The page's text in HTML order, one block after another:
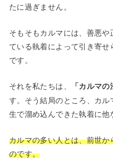
たに過ぎません。
そもそもカルマには、善悪
ている執着によって引き寄
です。
それを私たちは、 「カルマの
す。そう結局のところ、カ
生で溜め込んできた執着に他
カルマの多い人とは、前世
のです。